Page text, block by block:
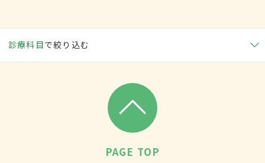
診療科目で絞り込む
PAGE TOP